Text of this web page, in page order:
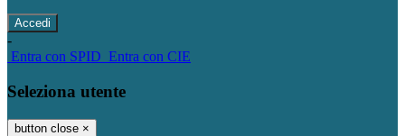
-
Entra con SPID Entra con CIE
Seleziona utente
button close ×